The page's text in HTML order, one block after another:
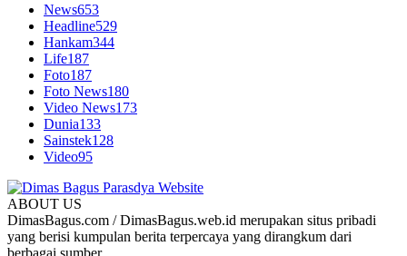
News653
Headline529
Hankam344
Life187
Foto187
Foto News180
Video News173
Dunia133
Sainstek128
Video95
ABOUT US
DimasBagus.com / DimasBagus.web.id merupakan situs pribadi
yang berisi kumpulan berita terpercaya yang dirangkum dari
berbagai sumber.